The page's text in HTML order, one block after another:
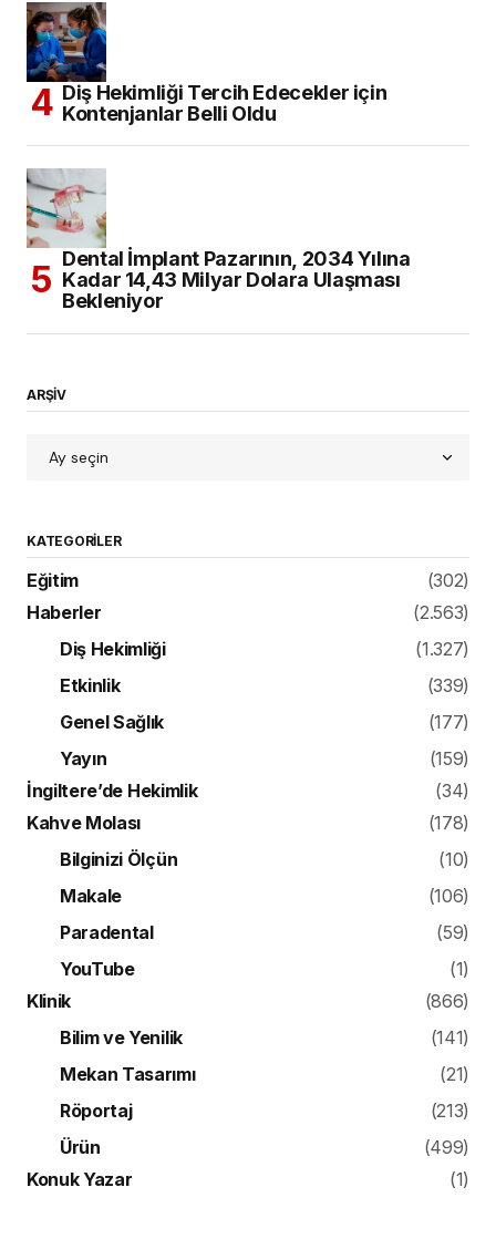
Diş Hekimliği Tercih Edecekler için
Kontenjanlar Belli Oldu
Dental İmplant Pazarının, 2034 Yılına
Kadar 14,43 Milyar Dolara Ulaşması
Bekleniyor
ARŞİV
KATEGORILER
Eğitim
(302)
Haberler
(2.563)
Diş Hekimliği
(1.327)
Etkinlik
(339)
Genel Sağlık
(177)
Yayın
(159)
İngiltere’de Hekimlik
(34)
Kahve Molası
(178)
Bilginizi Ölçün
(10)
Makale
(106)
Paradental
(59)
YouTube
(1)
Klinik
(866)
Bilim ve Yenilik
(141)
Mekan Tasarımı
(21)
Röportaj
(213)
Ürün
(499)
Konuk Yazar
(1)